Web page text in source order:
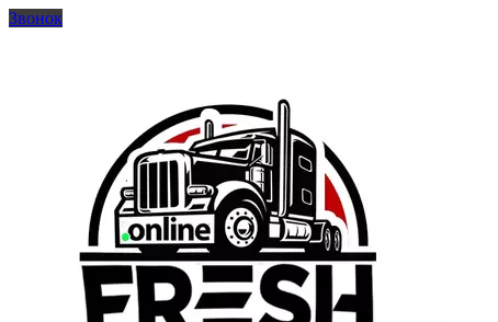
Звонок